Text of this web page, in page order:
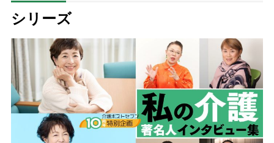
シリーズ